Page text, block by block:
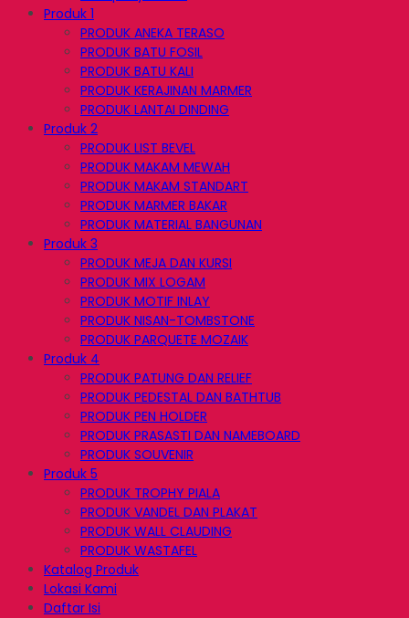
Produk 1
PRODUK ANEKA TERASO
PRODUK BATU FOSIL
PRODUK BATU KALI
PRODUK KERAJINAN MARMER
PRODUK LANTAI DINDING
Produk 2
PRODUK LIST BEVEL
PRODUK MAKAM MEWAH
PRODUK MAKAM STANDART
PRODUK MARMER BAKAR
PRODUK MATERIAL BANGUNAN
Produk 3
PRODUK MEJA DAN KURSI
PRODUK MIX LOGAM
PRODUK MOTIF INLAY
PRODUK NISAN-TOMBSTONE
PRODUK PARQUETE MOZAIK
Produk 4
PRODUK PATUNG DAN RELIEF
PRODUK PEDESTAL DAN BATHTUB
PRODUK PEN HOLDER
PRODUK PRASASTI DAN NAMEBOARD
PRODUK SOUVENIR
Produk 5
PRODUK TROPHY PIALA
PRODUK VANDEL DAN PLAKAT
PRODUK WALL CLAUDING
PRODUK WASTAFEL
Katalog Produk
Lokasi Kami
Daftar Isi